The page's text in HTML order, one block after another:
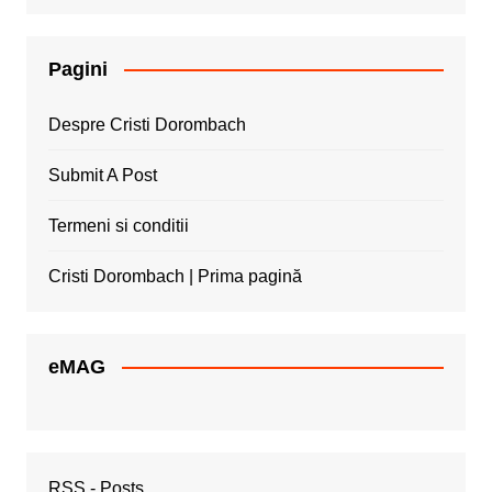
Pagini
Despre Cristi Dorombach
Submit A Post
Termeni si conditii
Cristi Dorombach | Prima pagină
eMAG
RSS - Posts